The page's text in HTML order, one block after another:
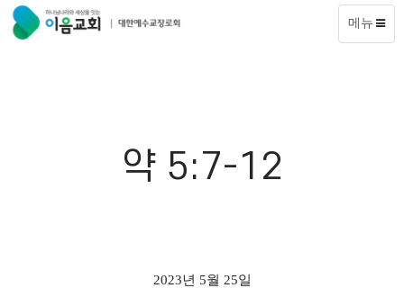
메뉴
약 5:7-12
2023년 5월 25일